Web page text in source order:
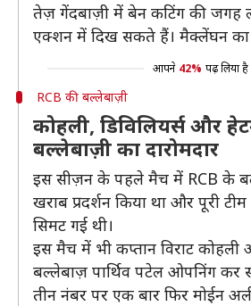
तेज़ गेंदबाज़ी में बेन कटिंग की जगह
एक्शन में दिख सकते हैं। मैक्लेंघन का
आपने 42% पढ़ लिया है
RCB की बल्लेबाज़ी
कोहली, डिविलियर्स और
बल्लेबाज़ी का दारोमदार
इस सीज़न के पहले मैच में RCB के
खराब प्रदर्शन किया था और पूरी टीम
सिमट गई थी।
इस मैच में भी कप्तान विराट
बल्लेबाज़ पार्थिव पटेल ओपनिंग कर
तीन नंबर पर एक बार फिर मोईन